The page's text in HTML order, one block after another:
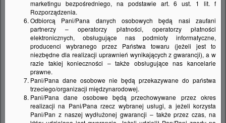
selektorów odpadków i akcesoriów, które
połączone w jedną całość tworzą
praktyczny zestaw BLANCO UNIT.
Produkty te wyróżniają się
funkcjonalnością, jakością i wzornictwem.
BLANCO UNIT niemieckiej marki
BLANCO to kompleksowe rozwiązanie
zaprojektowane z myślą o ułatwieniu
marketingu bezpośredniego, na podstawie art. 6 ust. 1 lit. f
Rozporządzenia.
Odbiorcą Pani/Pana danych osobowych będą nasi zaufani
partnerzy – operatorzy płatności, operatorzy płatności
elektronicznych, obsługujące nas podmioty informatyczne,
producenci wybranego przez Państwa towaru (jeżeli jest to
niezbędne dla realizacji uprawnień wynikających z gwarancji), a w
razie takiej konieczności – także obsługujące nas kancelarie
prawne.
Pani/Pana dane osobowe nie będą przekazywane do państwa
trzeciego/organizacji międzynarodowej.
Pani/Pana dane osobowe będą przechowywane przez okres
realizacji na Pani/Pana rzecz wybranej usługi, a jeżeli korzysta
Pani/Pan z naszej wydłużonej gwarancji – także przez czas, na